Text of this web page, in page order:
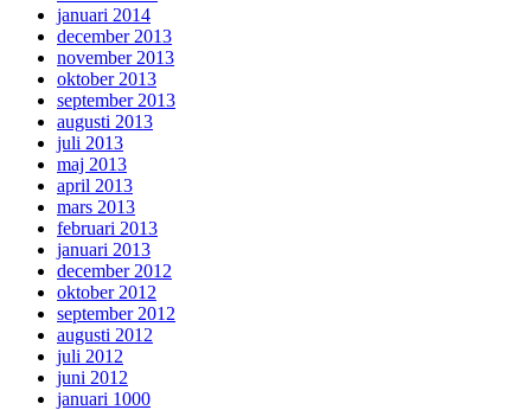
januari 2014
december 2013
november 2013
oktober 2013
september 2013
augusti 2013
juli 2013
maj 2013
april 2013
mars 2013
februari 2013
januari 2013
december 2012
oktober 2012
september 2012
augusti 2012
juli 2012
juni 2012
januari 1000